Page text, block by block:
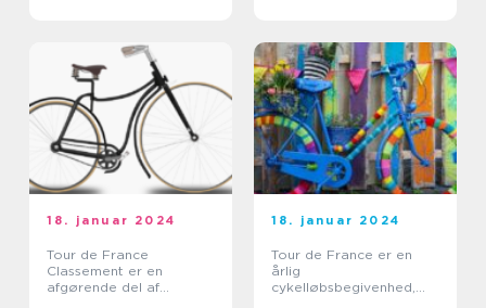
18. januar 2024
Tour de France
Classement er en
afgørende del af
18. januar 2024
Tour de France er en
årlig
cykelløbsbegivenhed,